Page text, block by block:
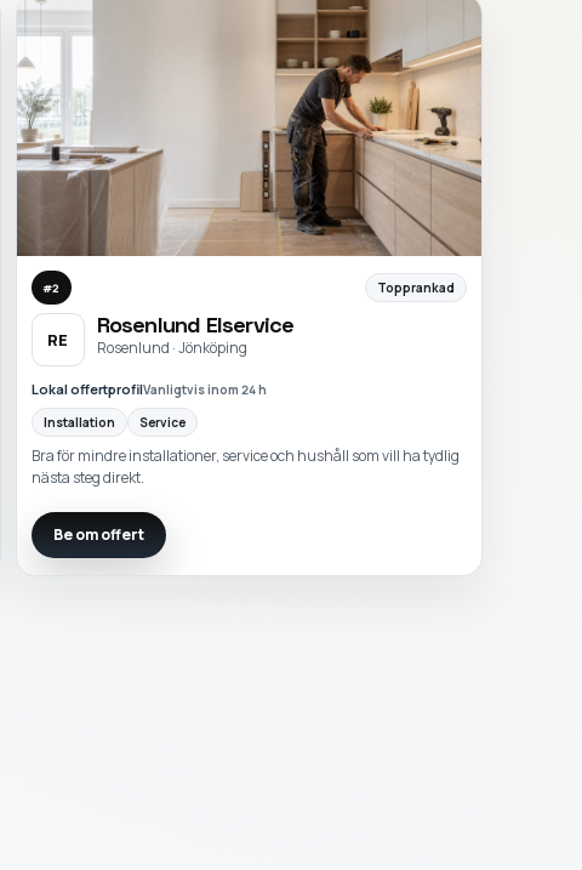
#2 Topprankad
RE
Rosenlund Elservice
Rosenlund · Jönköping
Lokal offertprofilVanligtvis inom 24 h
Installation
Service
Bra för mindre installationer, service och hushåll som vill ha tydlig
nästa steg direkt.
Be om offert